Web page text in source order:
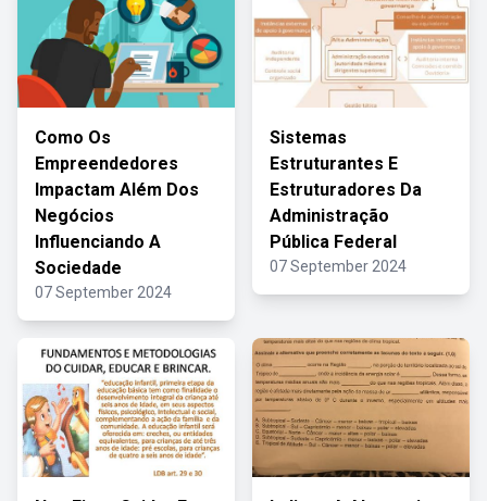
Como Os
Empreendedores
Impactam Além Dos
Negócios
Influenciando A
Sociedade
07 September 2024
Sistemas
Estruturantes E
Estruturadores Da
Administração
Pública Federal
07 September 2024